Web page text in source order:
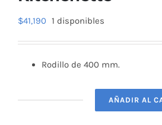
$41,190 1 disponibles
Rodillo de 400 mm.
AÑADIR AL